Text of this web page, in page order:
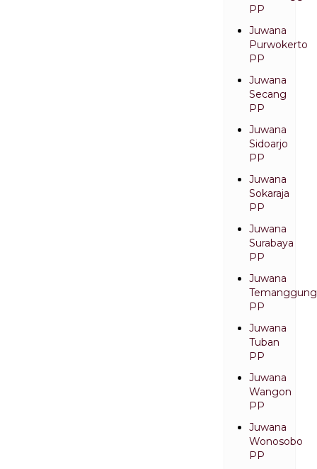
PP
Juwana
Purwokerto
PP
Juwana
Secang
PP
Juwana
Sidoarjo
PP
Juwana
Sokaraja
PP
Juwana
Surabaya
PP
Juwana
Temanggung
PP
Juwana
Tuban
PP
Juwana
Wangon
PP
Juwana
Wonosobo
PP